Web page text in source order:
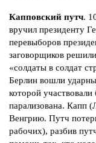
Капповский путч.
вручил президенту
перевыборов
заговорщиков
«солдаты в солдат
Берлин вошли
которой
парализована. Капп
Венгрию. Путч
рабочих), разбив